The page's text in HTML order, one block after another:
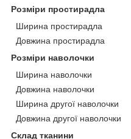
Розміри простирадла
Ширина простирадла
Довжина простирадла
Розміри наволочки
Ширина наволочки
Довжина наволочки
Ширина другої наволочки
Довжина другої наволочки
Склад тканини